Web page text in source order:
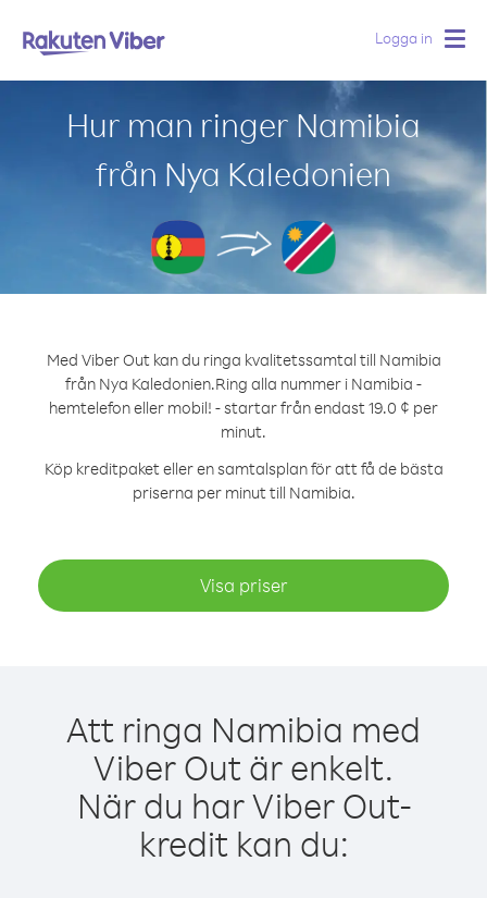
Logga in
Hur man ringer Namibia
från Nya Kaledonien
Med Viber Out kan du ringa kvalitetssamtal till Namibia
från Nya Kaledonien.Ring alla nummer i Namibia -
hemtelefon eller mobil! - startar från endast 19.0 ¢ per
minut.
Köp kreditpaket eller en samtalsplan för att få de bästa
priserna per minut till Namibia.
Visa priser
Att ringa Namibia med
Viber Out är enkelt.
När du har Viber Out-
kredit kan du: